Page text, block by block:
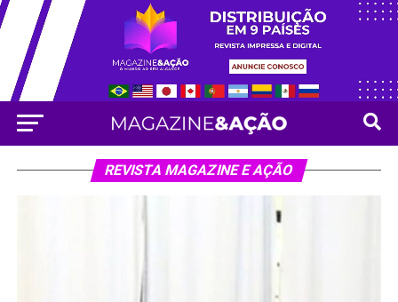
REVISTA MAGAZINE E AÇÃO